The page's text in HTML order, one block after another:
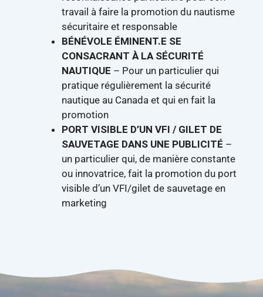
travail à faire la promotion du nautisme
sécuritaire et responsable
BÉNÉVOLE ÉMINENT.E SE
CONSACRANT À LA SÉCURITÉ
NAUTIQUE – Pour un particulier qui
pratique régulièrement la sécurité
nautique au Canada et qui en fait la
promotion
PORT VISIBLE D’UN VFI / GILET DE
SAUVETAGE DANS UNE PUBLICITÉ –
un particulier qui, de manière constante
ou innovatrice, fait la promotion du port
visible d’un VFI/gilet de sauvetage en
marketing